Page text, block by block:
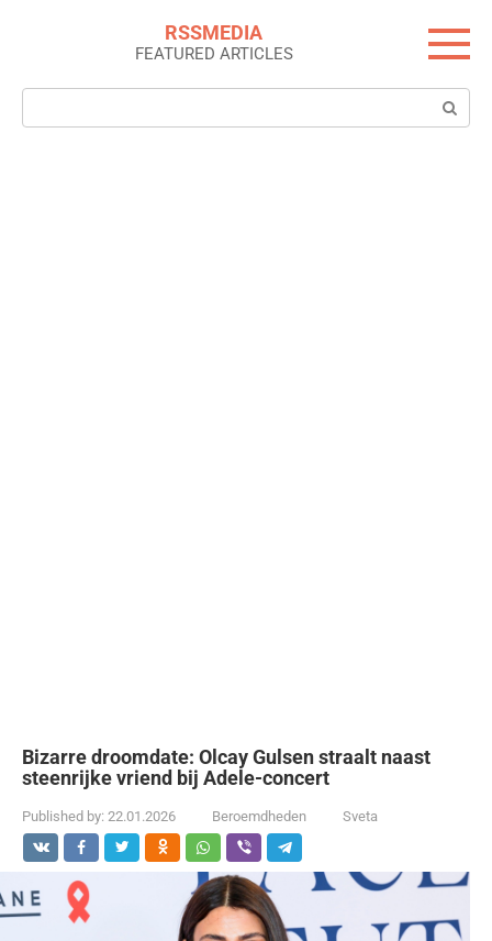
RSSMEDIA
FEATURED ARTICLES
Search:
Bizarre droomdate: Olcay Gulsen straalt naast
steenrijke vriend bij Adele-concert
Published by: 22.01.2026 Beroemdheden Sveta